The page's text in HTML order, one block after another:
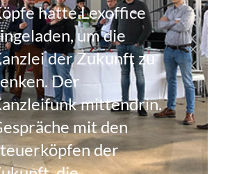
hatte Lexoffice
um die
der Zukunft zu
Der
mittendrin.
mit den
der